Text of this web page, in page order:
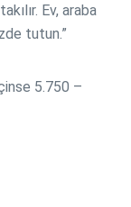
Ev, araba
tutun.”
5.750 –